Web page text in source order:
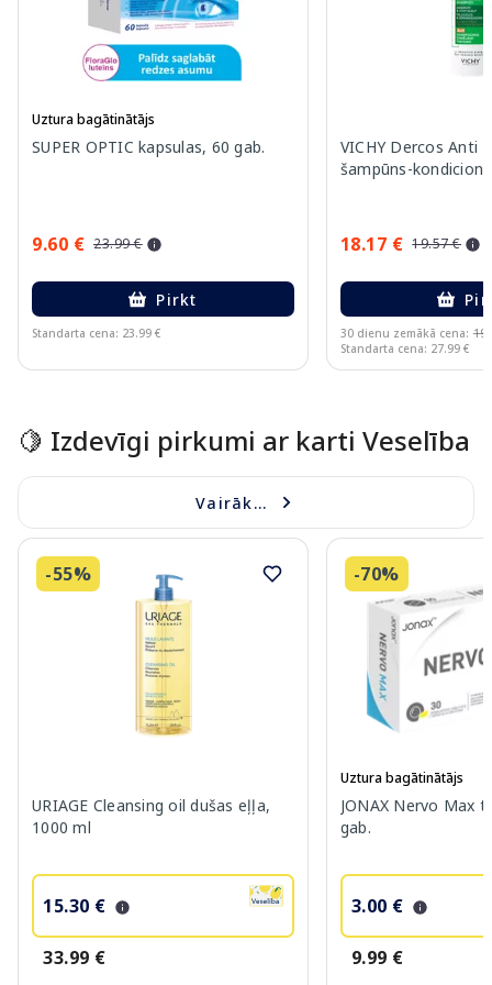
Uztura bagātinātājs
SUPER OPTIC kapsulas, 60 gab.
9.60 € 23.99 €
Pirkt
Standarta cena: 23.99 €
VICHY Dercos Anti
šampūns-
18.17 € 19.57 €
30 dienu zemākā cena:
Standarta cena: 27.99 €
🍋 Izdevīgi pirkumi ar karti Veselība
Vairāk...
-55%
URIAGE Cleansing oil dušas eļļa,
1000 ml
15.30 €
33.99 €
-70%
Uztura bagātinātājs
JONAX Nervo Max
gab.
3.00 €
9.99 €